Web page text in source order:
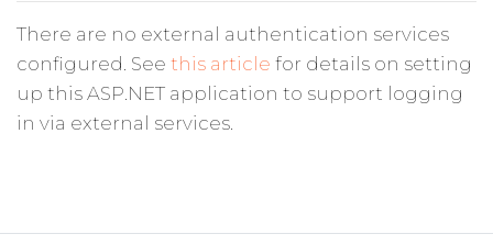
There are no external authentication services
configured. See this article for details on setting
up this ASP.NET application to support logging
in via external services.